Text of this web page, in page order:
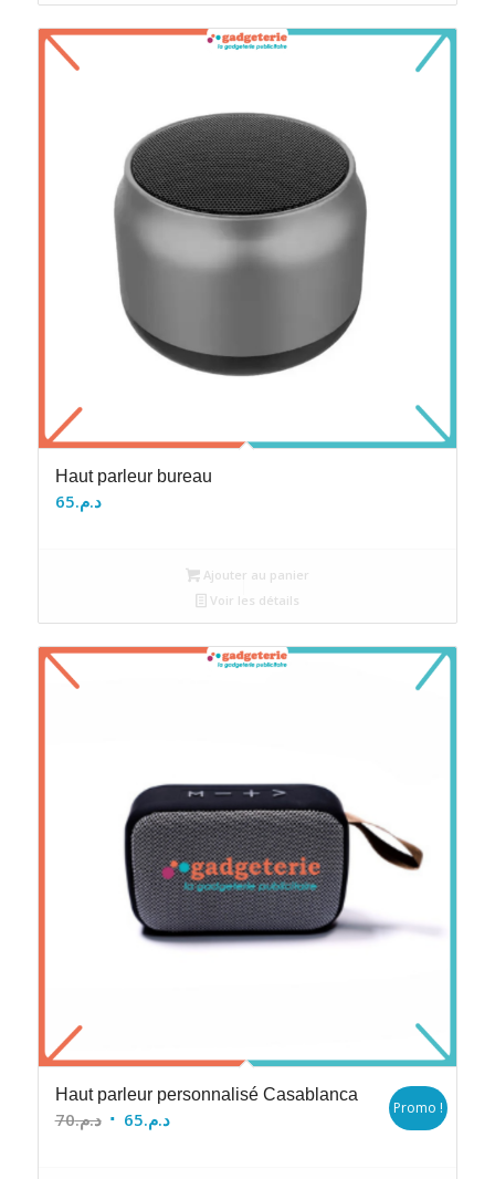
Haut parleur bureau
د.م.65
Ajouter au panier
Voir les détails
Haut parleur personnalisé Casablanca
د.م.70
Le
د.م.65
Le
Promo !